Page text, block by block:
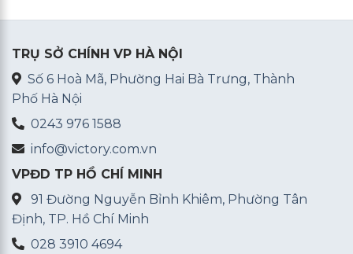
TRỤ SỞ CHÍNH VP HÀ NỘI
Số 6 Hoà Mã, Phường Hai Bà Trưng, Thành
Phố Hà Nội
0243 976 1588
info@victory.com.vn
VPĐD TP HỒ CHÍ MINH
91 Đường Nguyễn Bỉnh Khiêm, Phường Tân
Định, TP. Hồ Chí Minh
028 3910 4694